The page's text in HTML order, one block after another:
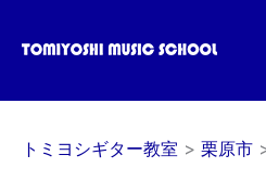
ス
トミヨシギター教室 栗原市